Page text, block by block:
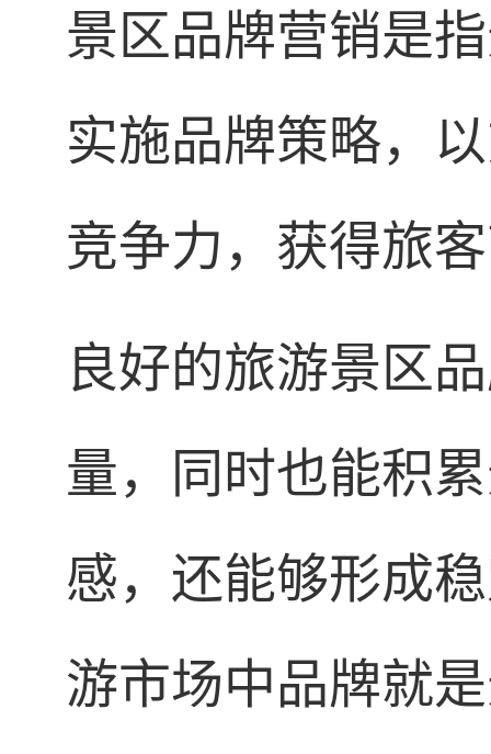
景区品牌营销是
实施品牌策略，
竞争力，获得旅
良好的旅游景区
量，同时也能积
感，还能够形成
游市场中品牌就